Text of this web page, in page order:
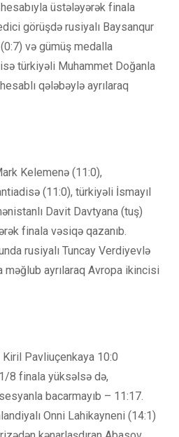
üstələyərək finala
görüşdə rusiyalı Baysanqur
və gümüş medalla
türkiyəli Muhammet Doğanla
qələbəylə ayrılaraq
Kelemenə (11:0),
(11:0), türkiyəli İsmayıl
Davit Davtyana (tuş)
finala vəsiqə qazanıb.
rusiyalı Tuncay Verdiyevlə
məğlub ayrılaraq Avropa ikincisi
Pavliuçenkaya 10:0
8 finala yüksəlsə də,
bacarmayıb – 11:17.
Onni Lahikayneni (14:1)